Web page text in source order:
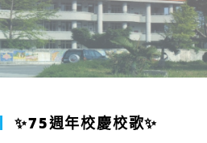
✨75週年校慶校歌✨